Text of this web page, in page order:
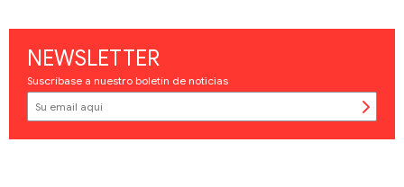
NEWSLETTER
Suscríbase a nuestro boletín de noticias